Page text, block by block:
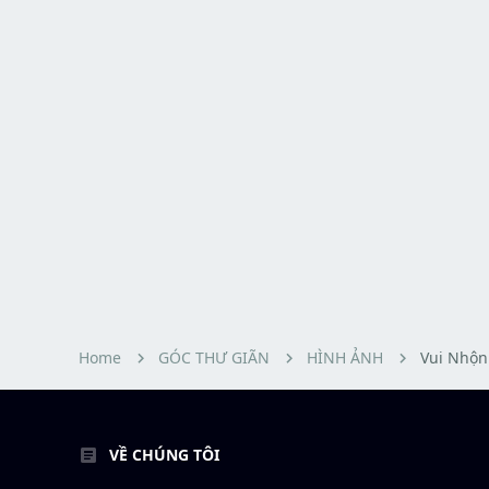
Home GÓC THƯ GIÃN HÌNH ẢNH Vui Nhộn
VỀ CHÚNG TÔI